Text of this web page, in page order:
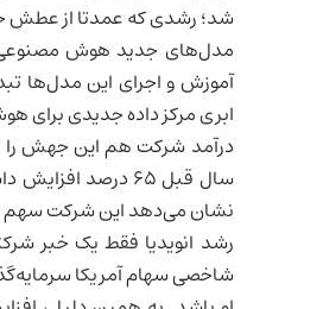
شد؛ رشدی که عمدتا از عطش
مدل‌های جدید هوش مصنوعی به
آموزش و اجرای این مدل‌ها
ابری مرکز داده جدیدی برای
نشان می‌دهد این شرکت سهم
رشد انویدیا فقط یک خبر
شاخصی سهام آمریکا